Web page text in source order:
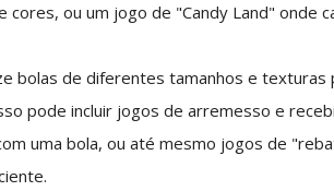
cores, ou um jogo de "Candy Land" onde
bolas de diferentes tamanhos e texturas
pode incluir jogos de arremesso e
uma bola, ou até mesmo jogos de